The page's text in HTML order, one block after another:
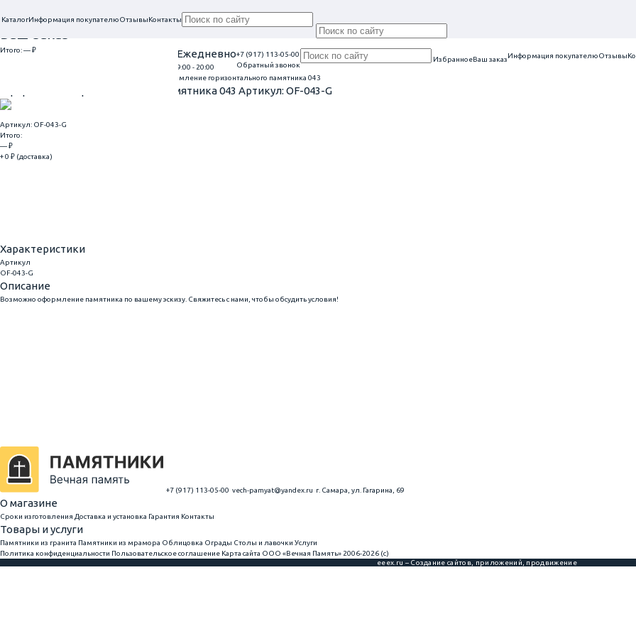
КаталогИнформация покупателюОтзывыКонтакты
Итого:— ₽
Проконсультируем в нашем офисе Ежедневно
9:00 - 20:00
+7 (917) 113-05-00
Обратный звонок
ИзбранноеВаш заказИнформация покупателюОтзывы
Оформление горизонтального памятника 043
Оформление горизонтального памятника 043 Артикул: OF-043-G
Артикул: OF-043-G
Итого:
— ₽
+ 0 ₽ (доставка)
Характеристики
Артикул
OF-043-G
Описание
Возможно оформление памятника по вашему эскизу. Свяжитесь с нами, чтобы обсудить условия!
+7 (917) 113-05-00 vech-pamyat@yandex.ru г. Самара, ул. Гагарина, 69
О магазине
Сроки изготовления Доставка и установка Гарантия Контакты
Товары и услуги
Памятники из гранита Памятники из мрамора Облицовка Ограды Столы и лавочки Услуги
Политика конфиденциальности Пользовательское соглашение Карта сайта ООО «Вечная Память» 2006-2026 (с)
eeex.ru – Создание сайтов, приложений, продвижение